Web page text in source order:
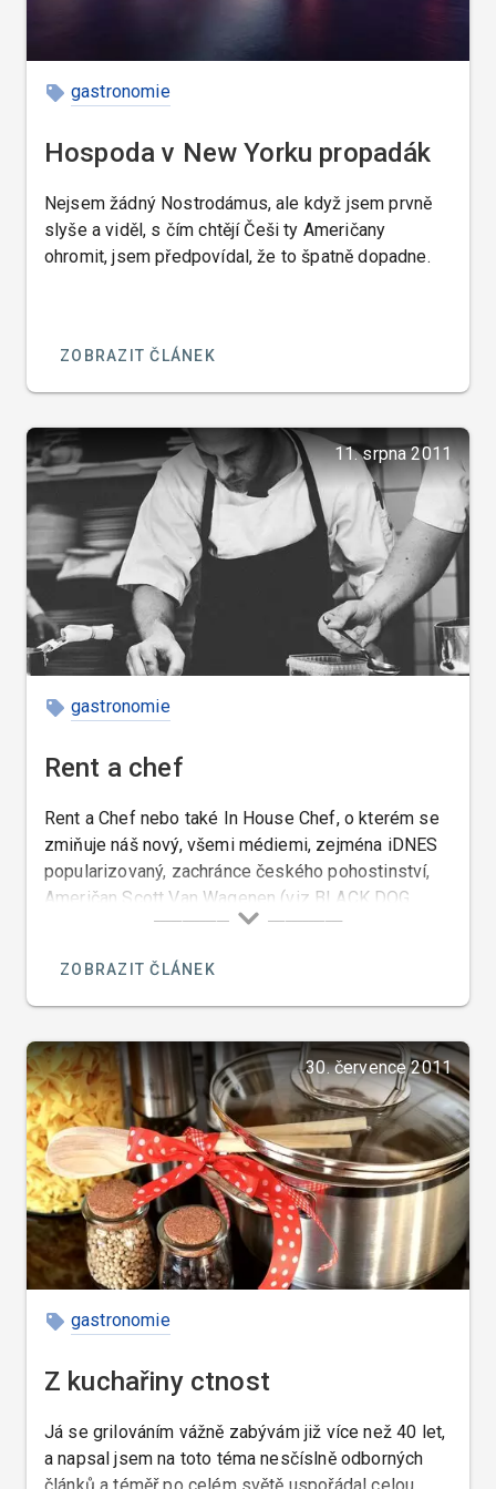
gastronomie
Hospoda v New Yorku propadák
Nejsem žádný Nostrodámus, ale když jsem prvně
slyše a viděl, s čím chtějí Češi ty Američany
ohromit, jsem předpovídal, že to špatně dopadne.
ZOBRAZIT ČLÁNEK
11. srpna 2011
gastronomie
Rent a chef
Rent a Chef nebo také In House Chef, o kterém se
zmiňuje náš nový, všemi médiemi, zejména iDNES
popularizovaný, zachránce českého pohostinství,
Američan Scott Van Wagenen (viz BLACK DOG
CANTINA) je kuchař, kterého si můžete najmout k
privátní kuchyni, ve vašem nádobí, na vašem
zařízení, z vámi vybraných potravin, eventuálně
božíhodovém porcelánu.
ZOBRAZIT ČLÁNEK
30. července 2011
gastronomie
Z kuchařiny ctnost
Já se grilováním vážně zabývám již více než 40 let,
a napsal jsem na toto téma nesčíslně odborných